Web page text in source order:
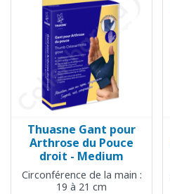
Thuasne Gant pour
Arthrose du Pouce
droit - Medium
Circonférence de la main :
19 à 21 cm